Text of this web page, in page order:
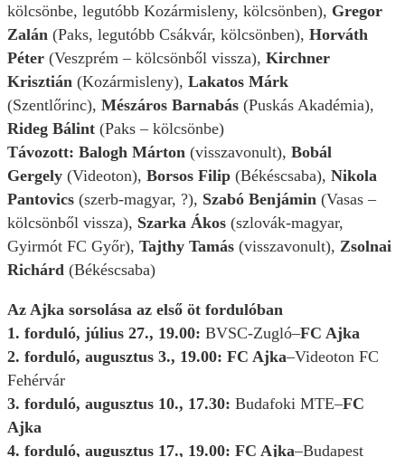
kölcsönbe, legutóbb Kozármisleny, kölcsönben), Gregor
Zalán (Paks, legutóbb Csákvár, kölcsönben), Horváth
Péter (Veszprém – kölcsönből vissza), Kirchner
Krisztián (Kozármisleny), Lakatos Márk
(Szentlőrinc), Mészáros Barnabás (Puskás Akadémia),
Rideg Bálint (Paks – kölcsönbe)
Távozott: Balogh Márton (visszavonult), Bobál
Gergely (Videoton), Borsos Filip (Békéscsaba), Nikola
Pantovics (szerb-magyar, ?), Szabó Benjámin (Vasas –
kölcsönből vissza), Szarka Ákos (szlovák-magyar,
Gyirmót FC Győr), Tajthy Tamás (visszavonult), Zsolnai
Richárd (Békéscsaba)
Az Ajka sorsolása az első öt fordulóban
1. forduló, július 27., 19.00: BVSC-Zugló–FC Ajka
2. forduló, augusztus 3., 19.00: FC Ajka–Videoton FC
Fehérvár
3. forduló, augusztus 10., 17.30: Budafoki MTE–FC
Ajka
4. forduló, augusztus 17., 19.00: FC Ajka–Budapest